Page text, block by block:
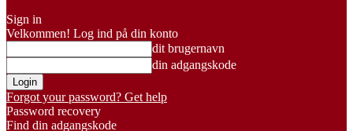
Sign in
Velkommen! Log ind på din konto
dit brugernavn
din adgangskode
Forgot your password? Get help
Password recovery
Find din adgangskode